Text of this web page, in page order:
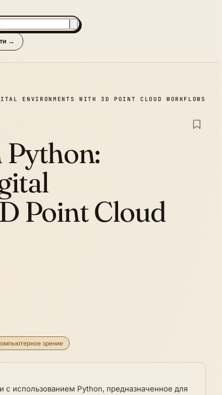
→
ENVIRONMENTS WITH 3D POINT CLOUD WORKFLOWS
Python:
Point Cloud
зрение
использованием Python, предназначенное для